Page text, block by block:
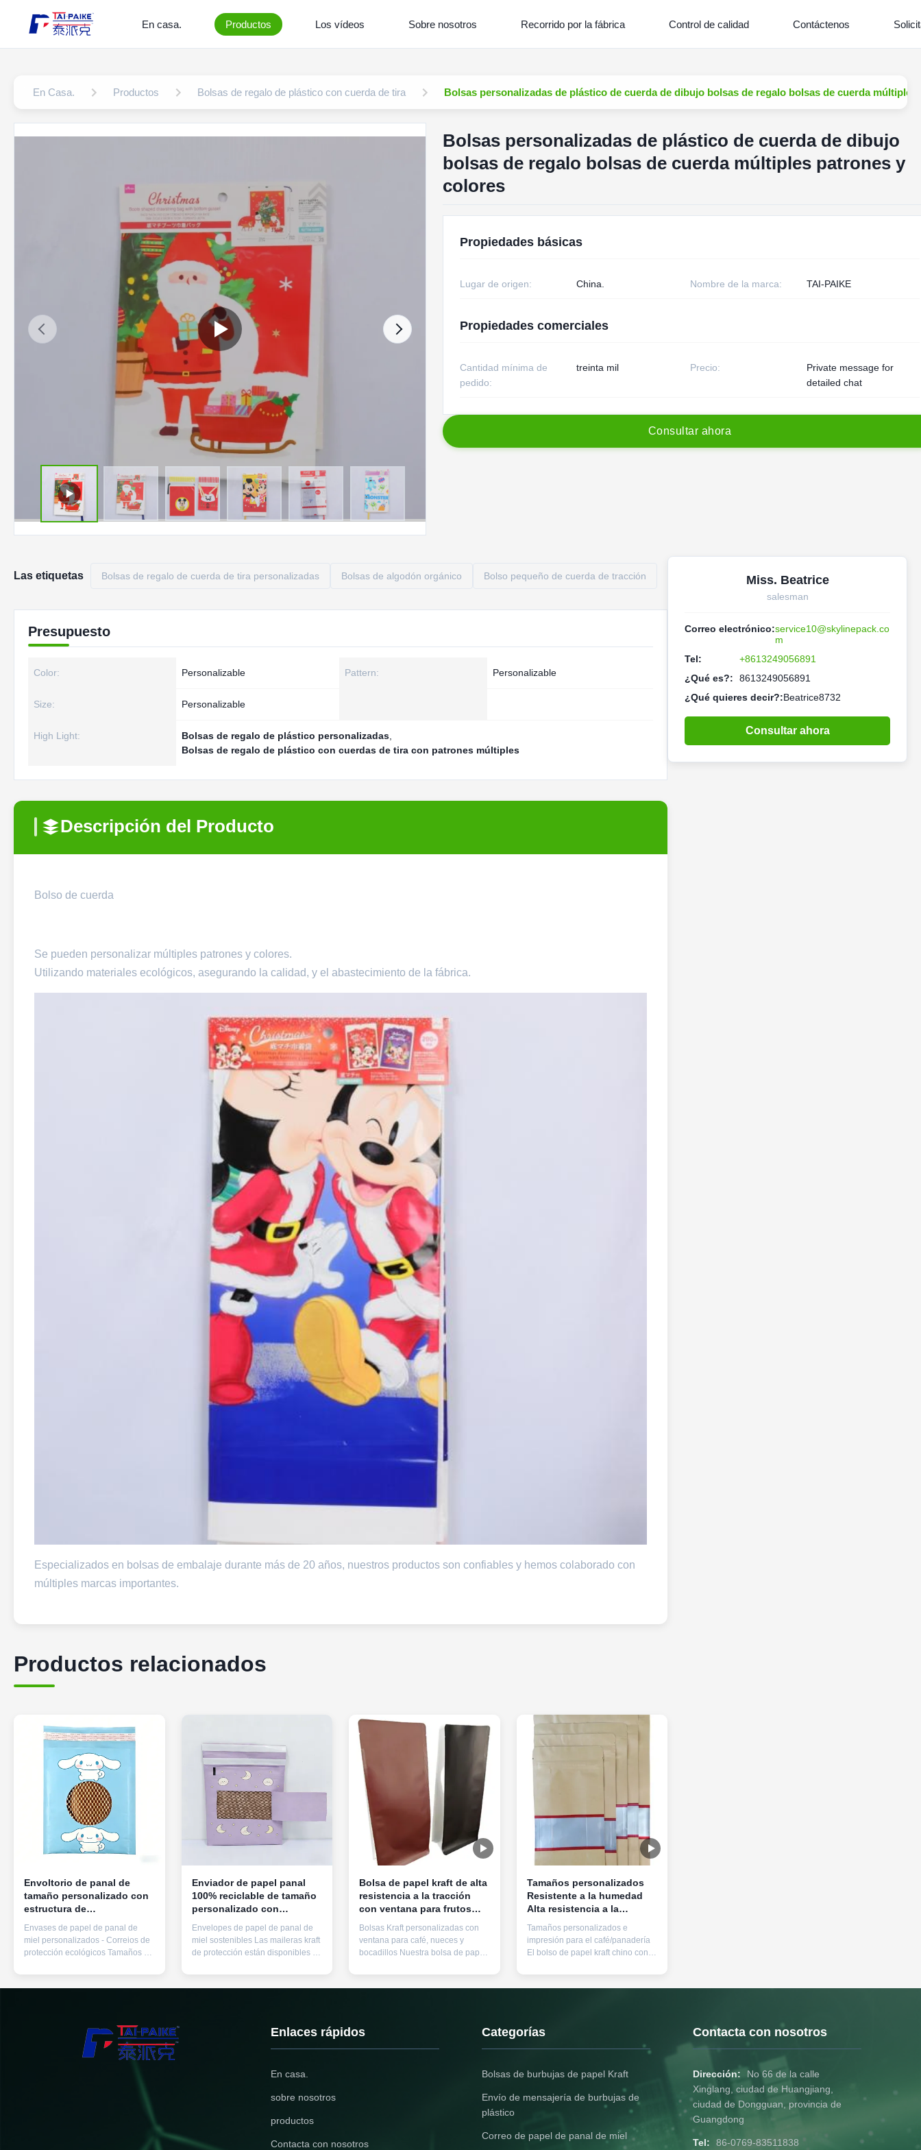
En casa. Productos Los vídeos Sobre nosotros Recorrido por la fábrica Control de calidad Contáctenos
En Casa. Productos Bolsas de regalo de plástico con cuerda de tira Bolsas personalizadas de plástico de cuerda de dibujo bolsas de regalo bolsas de cuerda
Bolsas personalizadas de plástico de cuerda de dibujo
bolsas de regalo bolsas de cuerda múltiples patrones y
colores
Propiedades básicas
Lugar de origen: China. Nombre de la marca: TAI-PAIKE
Propiedades comerciales
Cantidad mínima de
pedido:
treinta mil Precio:
Private message for
detailed chat
Consu tar ahora
Las etiquetas Bolsas de regalo de cuerda de tira personalizadas Bolsas de algodón orgánico Bolso pequeño de cuerda de tracción
Presupuesto
Color: Personalizable Pattern: Personalizable
Size: Personalizable
High Light: Bolsas de regalo de plástico personalizadas
Bolsas de regalo de plástico con cuerdas de tira con patrones múltiples
Descripción del Producto
Bolso de cuerda
Se pueden personalizar múltiples patrones y colores.
Utilizando materiales ecológicos, asegurando la calidad, y el abastecimiento de la fábrica.
Especializados en bolsas de embalaje durante más de 20 años, nuestros productos son confiables y hemos colaborado con
múltiples marcas importantes.
Productos relacionados
Envoltorio de panal de
tamaño personalizado con
estructura de
100% reciclable para
embalaje protector
Envases de papel de panal de
miel personalizados - Correios de
protección ecológicos Tamaños y
disponibles con opciones de
fabricación OEM. Resumen del
sostenibilidad ambiental con una
protección de amortiguación ...
Enviador de papel panal
100% reciclable de tamaño
personalizado con
amortiguación de panal
para embalaje protector
Envelopes de papel de panal de
miel sostenibles Las maileras kraft
de protección están disponibles en
para soluciones de embalaje
superiores. Resumen del producto
ambiental con una protección de ...
Bolsa de papel kraft de alta
resistencia a la tracción
con ventana para frutos
Bolsas Kraft personalizadas con
ventana para café, nueces y
bocadillos Nuestra bolsa de papel
responsabilidad ambiental con
una funcionalidad
productoLa capa interna de
compuesto de grado ...
Tamaños personalizados
Resistente a la humedad
Alta resistencia a la
tracción Bolsa Kraft de
ventana para envases de
café y panadería
Tamaños personalizados e
impresión para el café/panadería
El bolso de papel kraft chino con
ecológico con la funcionalidad
práctica.Esta solución de embalaje
y objetos pequeños tanto en el
comercio electr...
Miss. Beatrice
salesman
Correo electrónico:service10@skylinepack.co
m
Tel:
+8613249056891
¿Qué es?:
8613249056891
¿Qué quieres decir?:Beatrice8732
Consultar ahora
Enlaces rápidos
En casa.
sobre nosotros
productos
Contacta con nosotros
Categorías
Bolsas de burbujas de papel Kraft
Envío de mensajería de burbujas de
plástico
Correo de papel de panal de miel
Contacta con nosotros
Dirección:
No 66 de la calle
Xinglang, ciudad de Huangjiang,
ciudad de Dongguan, provincia de
Guangdong
Tel: 86-0769-83511838